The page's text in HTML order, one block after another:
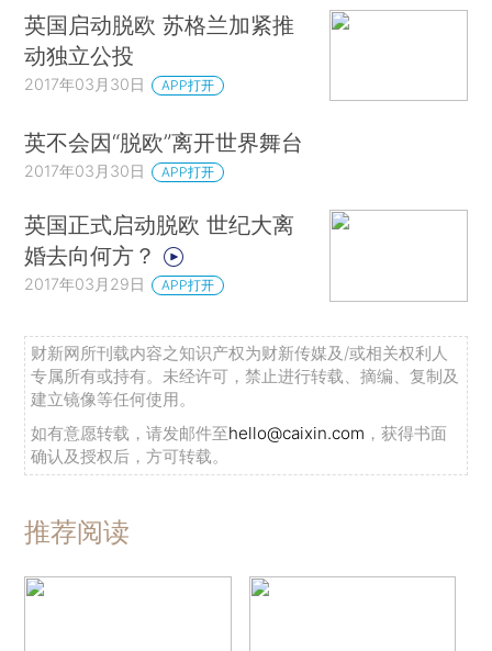
英国启动脱欧 苏格兰加紧推
动独立公投
2017年03月30日 APP打开
英不会因“脱欧”离开世界舞台
2017年03月30日 APP打开
英国正式启动脱欧 世纪大离
婚去向何方？
2017年03月29日 APP打开
财新网所刊载内容之知识产权为财新传媒及/或相关权利人
专属所有或持有。未经许可，禁止进行转载、摘编、复制及
建立镜像等任何使用。
如有意愿转载，请发邮件至hello@caixin.com ，获得书面
确认及授权后，方可转载。
推荐阅读